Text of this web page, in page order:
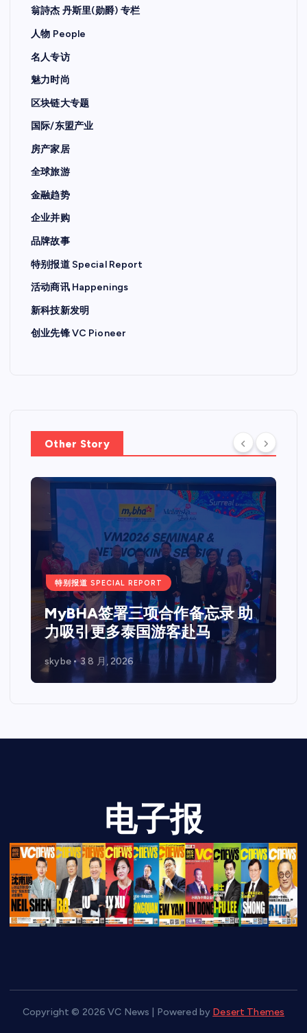
翁詩杰 丹斯里(勋爵) 专栏
人物 People
名人专访
魅力时尚
区块链大专题
国际/东盟产业
房产家居
全球旅游
金融趋势
企业并购
品牌故事
特别报道 Special Report
活动商讯 Happenings
新科技新发明
创业先锋 VC Pioneer
Other Story
特别报道 SPECIAL REPORT
MyBHA签署三项合作备忘录 助
力吸引更多泰国游客赴马
3 8 月, 2026
Web
站圆
马来
电子报
Copyright © 2026 VC News | Powered by Desert Themes